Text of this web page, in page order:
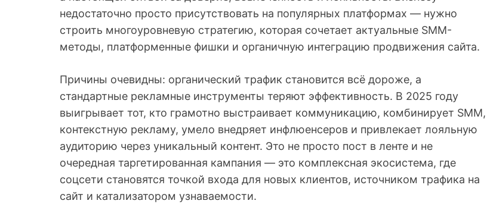
недостаточно просто присутствовать на популярных платформах — нужно
строить многоуровневую стратегию, которая сочетает актуальные SMM-
методы, платформенные фишки и органичную интеграцию продвижения сайта.
Причины очевидны: органический трафик становится всё дороже, а
стандартные рекламные инструменты теряют эффективность. В 2025 году
выигрывает тот, кто грамотно выстраивает коммуникацию, комбинирует SMM,
контекстную рекламу, умело внедряет инфлюенсеров и привлекает лояльную
аудиторию через уникальный контент. Это не просто пост в ленте и не
очередная таргетированная кампания — это комплексная экосистема, где
соцсети становятся точкой входа для новых клиентов, источником трафика на
сайт и катализатором узнаваемости.